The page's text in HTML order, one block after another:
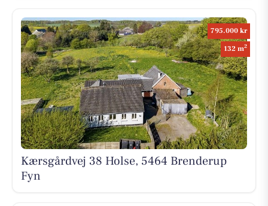
795.000 kr
132 m2
Kærsgårdvej 38 Holse, 5464 Brenderup
Fyn